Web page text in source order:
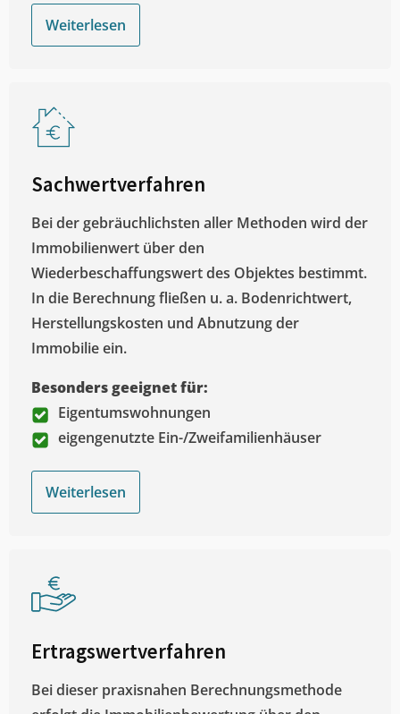
Weiterlesen
Sachwertverfahren
Bei der gebräuchlichsten aller Methoden wird der
Immobilienwert über den
Wiederbeschaffungswert des Objektes bestimmt.
In die Berechnung fließen u. a. Bodenrichtwert,
Herstellungskosten und Abnutzung der
Immobilie ein.
Besonders geeignet für:
Eigentumswohnungen
eigengenutzte Ein-/Zweifamilienhäuser
Weiterlesen
Ertragswertverfahren
Bei dieser praxisnahen Berechnungsmethode